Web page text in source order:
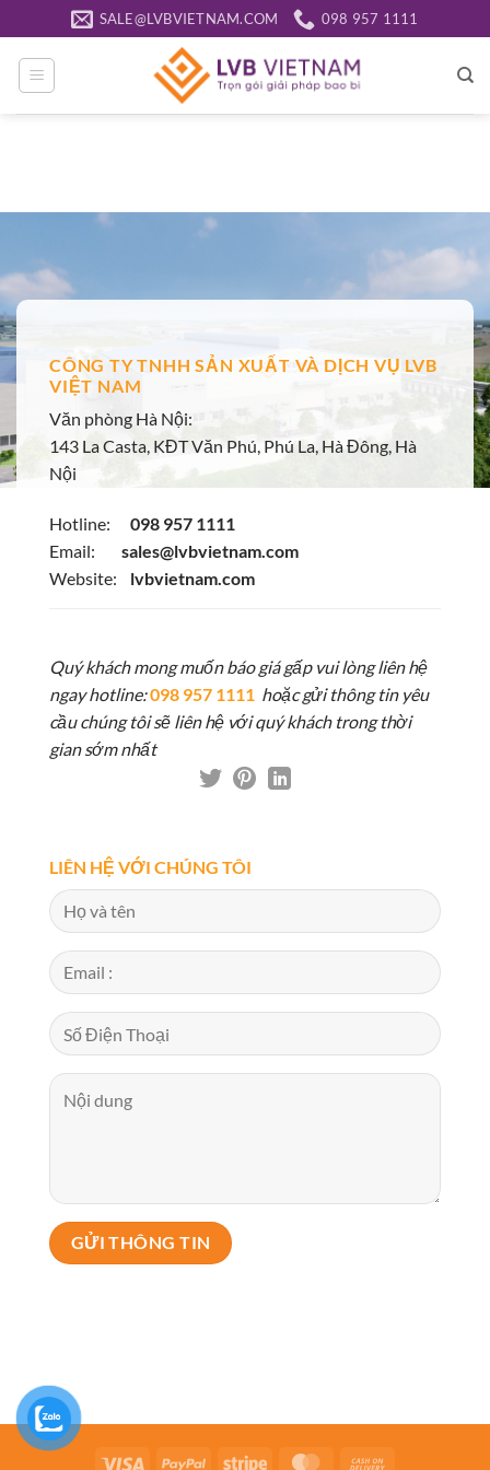
qua
nội
dung
SALE@LVBVIETNAM.COM 098 957 1111
CÔNG TY TNHH SẢN XUẤT VÀ DỊCH VỤ LVB
VIỆT NAM
Văn phòng Hà Nội:
143 La Casta, KĐT Văn Phú, Phú La, Hà Đông, Hà
Nội
Hotline:
098 957 1111
Email:
sales@lvbvietnam.com
Website:
lvbvietnam.com
Quý khách mong muốn báo giá gấp vui lòng liên hệ
ngay hotline:098 957 1111 hoặc gửi thông tin yêu
cầu chúng tôi sẽ liên hệ với quý khách trong thời
gian sớm nhất
LIÊN HỆ VỚI CHÚNG TÔI
Visa PayPal Stripe MasterCard